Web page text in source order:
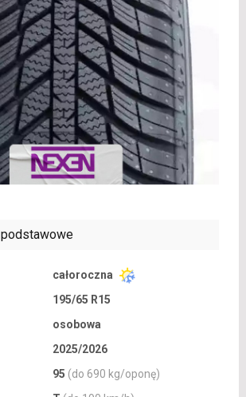
podstawowe
całoroczna
195/65 R15
osobowa
2025/2026
95 (do 690 kg/oponę)